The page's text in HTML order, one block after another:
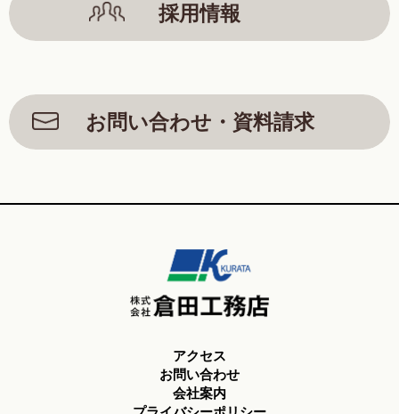
採用情報
お問い合わせ・資料請求
アクセス
お問い合わせ
会社案内